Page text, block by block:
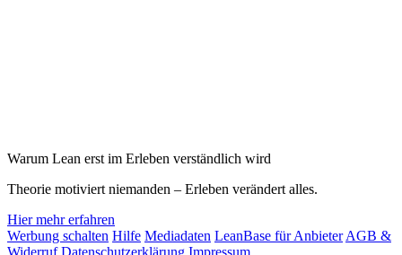
Warum Lean erst im Erleben verständlich wird
Theorie motiviert niemanden – Erleben verändert alles.
Hier mehr erfahren
Werbung schalten Hilfe Mediadaten LeanBase für Anbieter AGB &